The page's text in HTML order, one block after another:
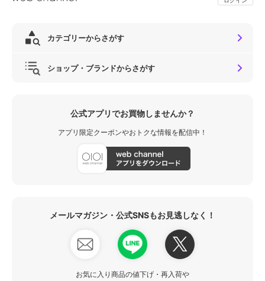
カテゴリーからさがす
ショップ・ブランドからさがす
公式アプリでお買物しませんか？
アプリ限定クーポンやおトクな情報を配信中！
メールマガジン・公式SNSもお見逃しなく！
お気に入り商品の値下げ・再入荷や